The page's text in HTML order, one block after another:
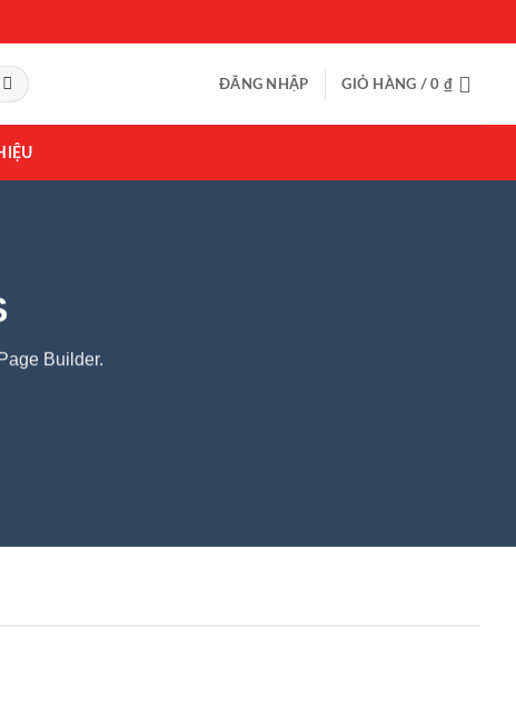
ĐĂNG NHẬP GIỎ HÀNG /0 ₫
Builder.